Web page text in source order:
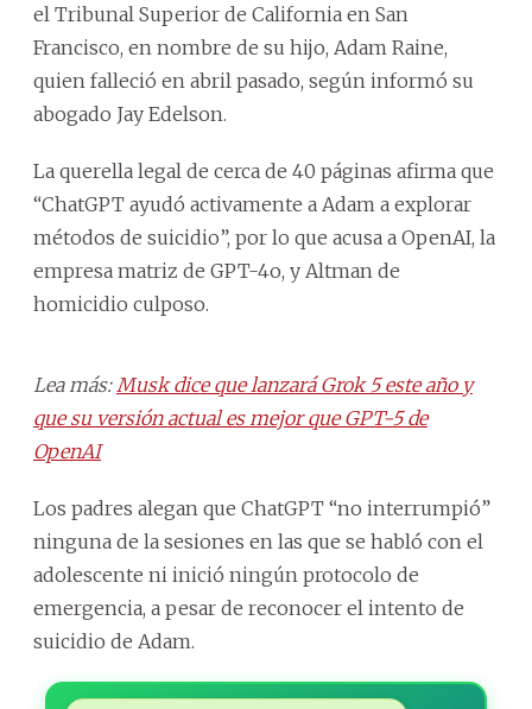
el Tribunal Superior de California en San
Francisco, en nombre de su hijo, Adam Raine,
quien falleció en abril pasado, según informó su
abogado Jay Edelson.
La querella legal de cerca de 40 páginas afirma que
“ChatGPT ayudó activamente a Adam a explorar
métodos de suicidio”, por lo que acusa a OpenAI, la
empresa matriz de GPT-4o, y Altman de
homicidio culposo.
Lea más: Musk dice que lanzará Grok 5 este año y
que su versión actual es mejor que GPT-5 de
OpenAI
Los padres alegan que ChatGPT “no interrumpió”
ninguna de la sesiones en las que se habló con el
adolescente ni inició ningún protocolo de
emergencia, a pesar de reconocer el intento de
suicidio de Adam.